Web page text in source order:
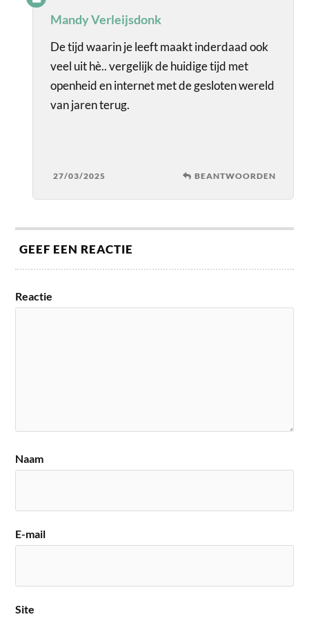
Mandy Verleijsdonk
De tijd waarin je leeft maakt inderdaad ook
veel uit hè.. vergelijk de huidige tijd met
openheid en internet met de gesloten wereld
van jaren terug.
27/03/2025 BEANTWOORDEN
GEEF EEN REACTIE
Reactie
Naam
E-mail
Site